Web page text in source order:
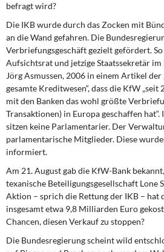
Rosa-Luxemburg-Stiftung
Über mich
Kontakt
befragt wird?
Die IKB wurde durch das Zocken mit
an die Wand gefahren. Die
Verbriefungsgeschäft gezielt gefördert.
Aufsichtsrat und jetzige Staatssekretär
Jörg Asmussen, 2006 in einem Artikel
gesamte Kreditwesen“, dass die KfW
mit den Banken das wohl größte
Transaktionen) in Europa geschaffen
sitzen keine Parlamentarier. Der
parlamentarische Mitglieder. Diese
informiert.
Am 21. August gab die KfW-Bank
texanische Beteiligungsgesellschaft Lone
Aktion – sprich die Rettung der IKB – hat
insgesamt etwa 9,8 Milliarden Euro
Chancen, diesen Verkauf zu stoppen?
Die Bundesregierung scheint wild